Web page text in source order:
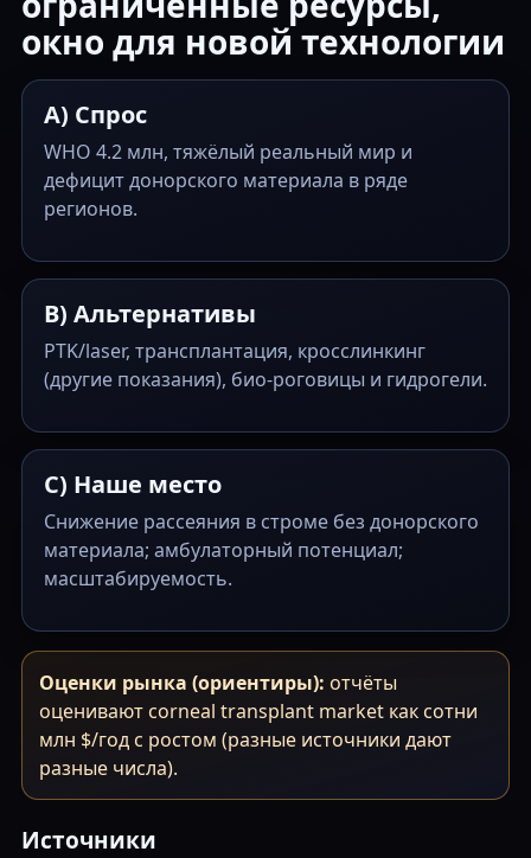
окно для новой технологии
A) Спрос
WHO 4.2 млн, тяжёлый реальный мир и
дефицит донорского материала в ряде
регионов.
B) Альтернативы
PTK/laser, трансплантация, кросслинкинг
(другие показания), био-роговицы и гидрогели.
C) Наше место
Снижение рассеяния в строме без донорского
материала; амбулаторный потенциал;
масштабируемость.
Оценки рынка (ориентиры): отчёты
оценивают corneal transplant market как сотни
млн $/год с ростом (разные источники дают
разные числа).
Источники